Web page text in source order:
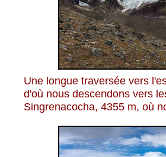
Une longue traversée vers
d'où nous descendons vers
Singrenacocha, 4355 m, où